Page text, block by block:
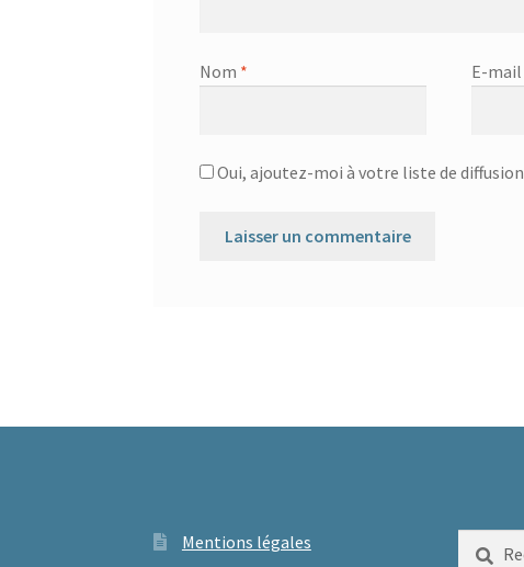
Nom * E-mail
Oui, ajoutez-moi à votre liste de diffusion
Mentions légales